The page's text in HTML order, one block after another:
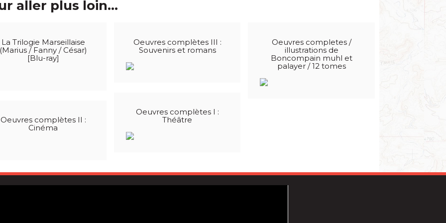
aller plus loin...
La Trilogie Marseillaise
/ Fanny / César)
[Blu-ray]
Oeuvres complètes II :
Cinéma
Oeuvres complètes III :
Souvenirs et romans
Oeuvres complètes I :
Théâtre
Oeuvres completes /
illustrations de
Boncompain muhl et
palayer / 12 tomes